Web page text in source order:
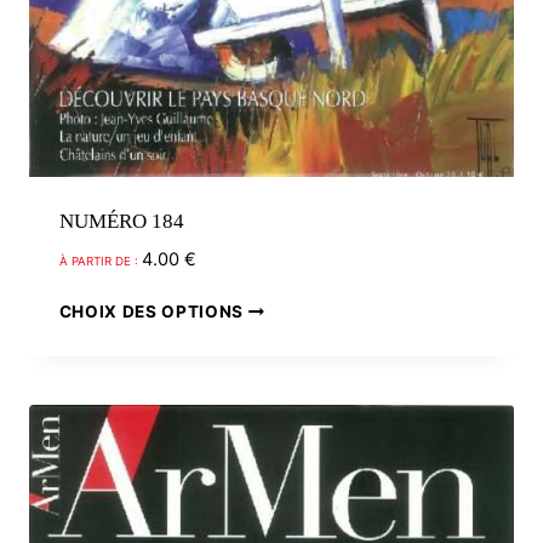
NUMÉRO 184
À PARTIR DE : 4.00 €
CHOIX DES OPTIONS
plusieurs
variations.
Les
options
peuvent